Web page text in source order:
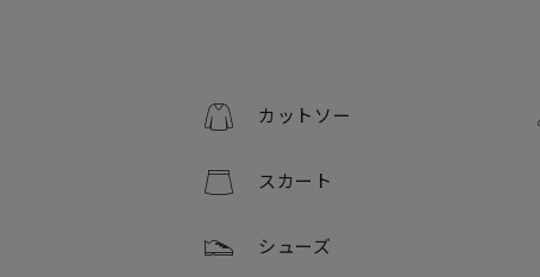
カットソー
スカート
シューズ